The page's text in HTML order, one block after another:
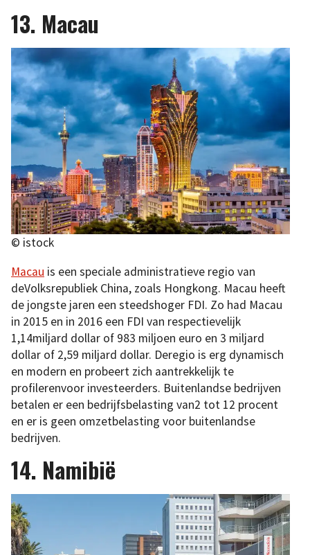
13. Macau
© istock
Macau is een speciale administratieve regio van
deVolksrepubliek China, zoals Hongkong. Macau heeft
de jongste jaren een steedshoger FDI. Zo had Macau
in 2015 en in 2016 een FDI van respectievelijk
1,14miljard dollar of 983 miljoen euro en 3 miljard
dollar of 2,59 miljard dollar. Deregio is erg dynamisch
en modern en probeert zich aantrekkelijk te
profilerenvoor investeerders. Buitenlandse bedrijven
betalen er een bedrijfsbelasting van2 tot 12 procent
en er is geen omzetbelasting voor buitenlandse
bedrijven.
14. Namibië